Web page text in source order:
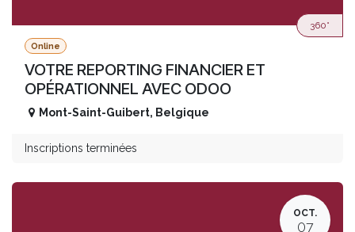
Online
VOTRE REPORTING FINANCIER ET
OPÉRATIONNEL AVEC ODOO
360°
Mont-Saint-Guibert, Belgique
Inscriptions terminées
OCT.
07